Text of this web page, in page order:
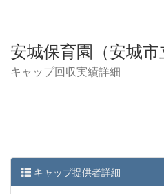
安城保育園（安城市
キャップ回収実績詳細
キャップ提供者詳細